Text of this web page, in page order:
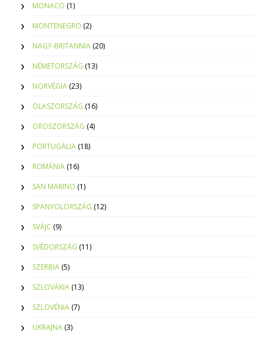
MONACO (1)
MONTENEGRO (2)
NAGY-BRITANNIA (20)
NÉMETORSZÁG (13)
NORVÉGIA (23)
OLASZORSZÁG (16)
OROSZORSZÁG (4)
PORTUGÁLIA (18)
ROMÁNIA (16)
SAN MARINO (1)
SPANYOLORSZÁG (12)
SVÁJC (9)
SVÉDORSZÁG (11)
SZERBIA (5)
SZLOVÁKIA (13)
SZLOVÉNIA (7)
UKRAJNA (3)